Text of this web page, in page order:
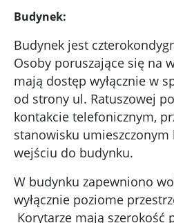
Budynek:
Budynek jest
Osoby poruszające się na
mają dostęp wyłącznie w
od strony ul. Ratuszowej
kontakcie telefonicznym,
stanowisku
wejściu do budynku.
W budynku zapewniono
wyłącznie poziome
Korytarze mają szerokość